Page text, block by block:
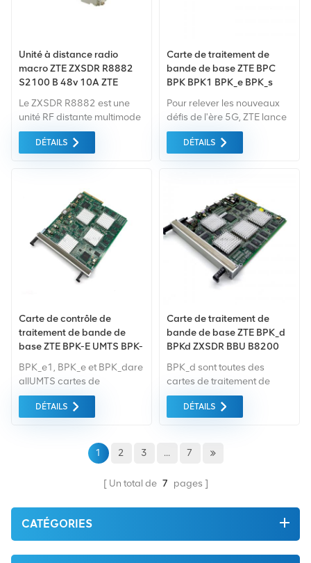
Unité à distance radio
macro ZTE ZXSDR R8882
S2100 B 48v 10A ZTE
Le ZXSDR R8882 est une
unité RF distante multimode
qui prend en charge
2T2R/2T4R FDD. Il prend en
communication GSM, UMTS,
une structure compacte,
une grande capacité et une
installation facile.
DÉTAILS
Carte de traitement de
bande de base ZTE BPC
BPK BPK1 BPK_e BPK_s
ZXSDR BBU B8200 B8300
Pour relever les nouveaux
défis de l'ère 5G, ZTE lance
une nouvelle génération
d'unité de bande de base
DÉTAILS
Carte de contrôle de
traitement de bande de
base ZTE BPK-E UMTS BPK-
B8200 B8300
BPK_e1, BPK_e et BPK_dare
allUMTS cartes de
traitement de bande de
base, traiter le protocole de
spécifiés par 3GPP.
DÉTAILS
Carte de traitement de
bande de base ZTE BPK_d
BPKd ZXSDR BBU B8200
BPK_d sont toutes des
cartes de traitement de
bande de base UMTS,
traitant la couche physique
Ils fournissent les mêmes
capacité CE et un débit de
données différents.
DÉTAILS
1 2 3 ... 7
Un total de 7 pages
CATÉGORIES